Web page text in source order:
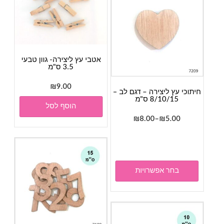
אטבי עץ ליצירה- גוון טבעי
3.5 ס"מ
₪9.00
הוסף לסל
חיתוכי עץ ליצירה – דגם לב –
8/10/15 ס"מ
₪5.00
–
₪8.00
טווח
מחירים:
⁦₪8.00⁩
בחר אפשרויות
למוצר
מספר
לבחור